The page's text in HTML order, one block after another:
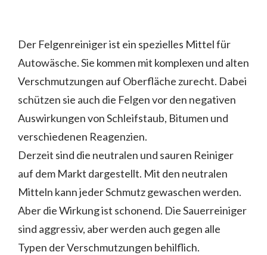
Der Felgenreiniger ist ein spezielles Mittel für
Autowäsche. Sie kommen mit komplexen und alten
Verschmutzungen auf Oberfläche zurecht. Dabei
schützen sie auch die Felgen vor den negativen
Auswirkungen von Schleifstaub, Bitumen und
verschiedenen Reagenzien.
Derzeit sind die neutralen und sauren Reiniger
auf dem Markt dargestellt. Mit den neutralen
Mitteln kann jeder Schmutz gewaschen werden.
Aber die Wirkung ist schonend. Die Sauerreiniger
sind aggressiv, aber werden auch gegen alle
Typen der Verschmutzungen behilflich.